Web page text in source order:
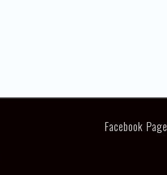
Facebook Page